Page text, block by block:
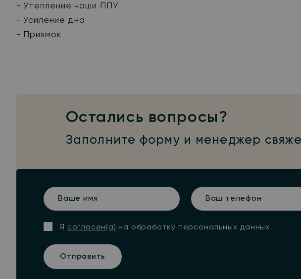
- Утепление чаши ППУ
- Усиление дна
- Приямок
Остались вопросы?
Заполните форму и менеджер
Ваше
имя
Ваш
телефон
Я согласен(а) на обработку персональных данных
Отправить